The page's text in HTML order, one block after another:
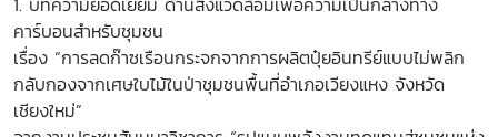
คาร์บอนสำหรับชุมชน
เรื่อง “การลดก๊าซเรือนกระจกจากการผลิตปุ๋ยอินทรีย์แบบไม่พลิก
กลับกองจากเศษใบไม้ในป่าชุมชนพื้นที่อำเภอเวียงแหง จังหวัด
เชียงใหม่”